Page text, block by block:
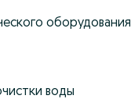
оборудования
воды